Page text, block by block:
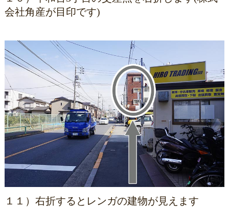
会社角産が目印です)
１１）右折するとレンガの建物が見えます